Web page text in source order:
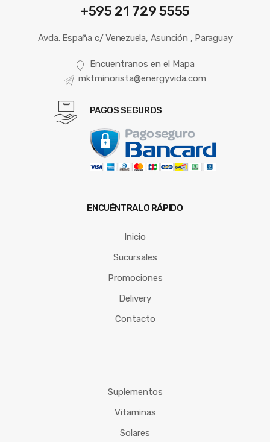
+595 21 729 5555
Avda. España c/ Venezuela, Asunción , Paraguay
Encuentranos en el Mapa
mktminorista@energyvida.com
PAGOS SEGUROS
ENCUÉNTRALO RÁPIDO
Inicio
Sucursales
Promociones
Delivery
Contacto
Suplementos
Vitaminas
Solares